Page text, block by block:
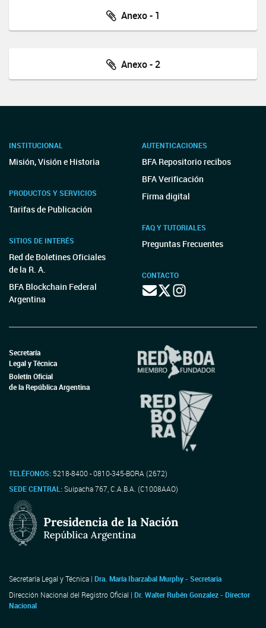
Anexo - 1
Anexo - 2
INSTITUCIONAL
Misión, Visión e Historia
PRODUCTOS Y SERVICIOS
Tarifas de Publicación
SITIOS DE INTERÉS
Red de Boletines Oficiales
de la R. A.
BFA Blockchain Federal
Argentina
AUTENTICACIONES
BFA Repositorio recibos
BFA Verificación
Firma digital
FAQ Y TUTORIALES
Preguntas Frecuentes
CONTACTO
Secretaría
Legal y Técnica
Boletín Oficial
de la República Argentina
TELÉFONOS: 5218-8400 - 0810-345-BORA (2672)
SEDE CENTRAL:Suipacha 767, C.A.B.A. (C1008AAO)
Secretaría Legal y Técnica | Dra. María Ibarzabal Murphy - Secretaria
Dirección Nacional del Registro Oficial | Dr. Walter Rubén Gonzalez - Director
Nacional